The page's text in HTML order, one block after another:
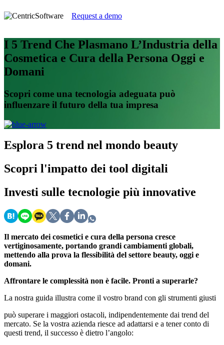
Request a demo
I 5 Trend Che Plasmano L’Industria della
Cosmetica e Cura della Persona Oggi e
Domani
Scopri come una tecnologia adeguata può
influenzare il futuro della tua impresa
Esplora 5 trend nel mondo beauty
Scopri l'impatto dei tool digitali
Investi sulle tecnologie più innovative
Il mercato dei cosmetici e cura della persona cresce
vertiginosamente, portando grandi cambiamenti globali,
mettendo alla prova la flessibilità del settore beauty, oggi e
domani.
Affrontare le complessità non è facile. Pronti a superarle?
La nostra guida illustra come il vostro brand con gli strumenti giusti
può superare i maggiori ostacoli, indipendentemente dai trend del
mercato. Se la vostra azienda riesce ad adattarsi e a tener conto di
questi trend, il successo è dietro l’angolo: